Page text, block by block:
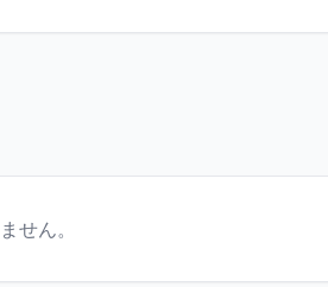
せん。